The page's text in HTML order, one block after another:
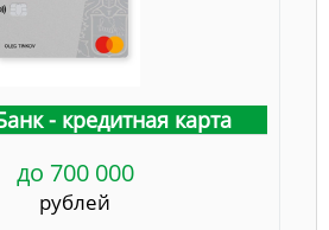
- кредитная карта
до 700 000
рублей